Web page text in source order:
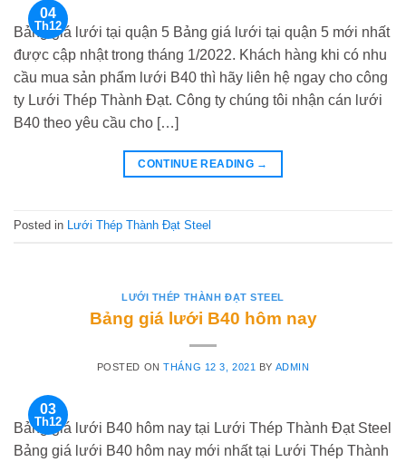
04
Th12
Bảng giá lưới tại quận 5 Bảng giá lưới tại quận 5 mới nhất
được cập nhật trong tháng 1/2022. Khách hàng khi có nhu
cầu mua sản phẩm lưới B40 thì hãy liên hệ ngay cho công
ty Lưới Thép Thành Đạt. Công ty chúng tôi nhận cán lưới
B40 theo yêu cầu cho […]
CONTINUE READING →
Posted in Lưới Thép Thành Đạt Steel
LƯỚI THÉP THÀNH ĐẠT STEEL
Bảng giá lưới B40 hôm nay
POSTED ONTHÁNG 12 3, 2021 BY ADMIN
03
Th12
Bảng giá lưới B40 hôm nay tại Lưới Thép Thành Đạt Steel
Bảng giá lưới B40 hôm nay mới nhất tại Lưới Thép Thành